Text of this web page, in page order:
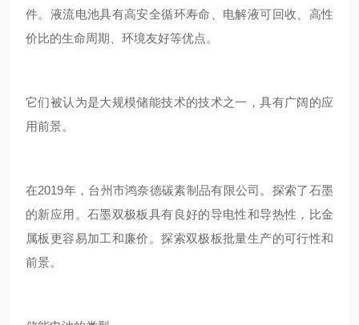
件。液流电池具有高安全循环寿命、电解液可回收、高性
价比的生命周期、环境友好等优点。
它们被认为是大规模储能技术的技术之一，具有广阔的应
用前景。
在2019年，台州市鸿奈德碳素制品有限公司。探索了石墨
的新应用。石墨双极板具有良好的导电性和导热性，比金
属板更容易加工和廉价。探索双极板批量生产的可行性和
前景。